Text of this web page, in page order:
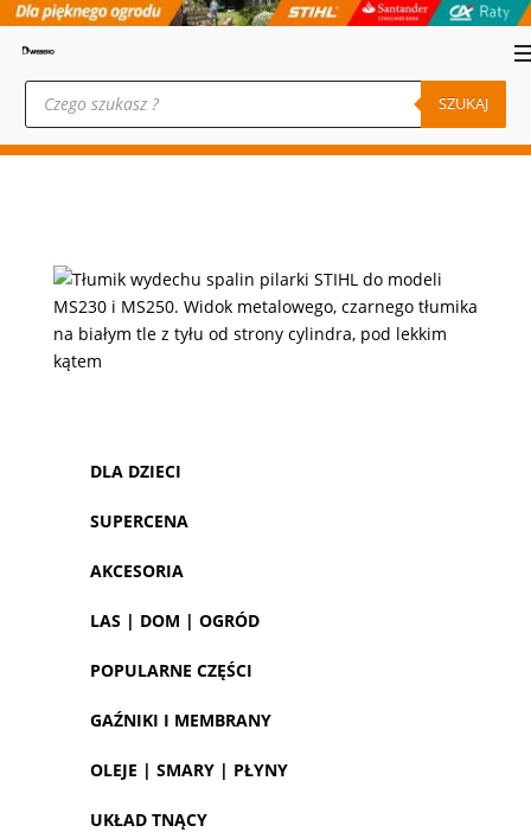
Wyszukiwarka
produktów SZUKAJ
DLA DZIECI
SUPERCENA
AKCESORIA
LAS | DOM | OGRÓD
POPULARNE CZĘŚCI
GAŹNIKI I MEMBRANY
OLEJE | SMARY | PŁYNY
UKŁAD TNĄCY